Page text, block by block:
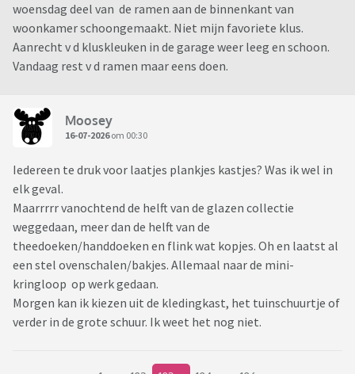
woensdag deel van de ramen aan de binnenkant van
woonkamer schoongemaakt. Niet mijn favoriete klus.
Aanrecht v d kluskleuken in de garage weer leeg en schoon.
Vandaag rest v d ramen maar eens doen.
Moosey
16-07-2026om 00:30
Iedereen te druk voor laatjes plankjes kastjes? Was ik wel in
elk geval.
Maarrrrr vanochtend de helft van de glazen collectie
weggedaan, meer dan de helft van de
theedoeken/handdoeken en flink wat kopjes. Oh en laatst al
een stel ovenschalen/bakjes. Allemaal naar de mini-
kringloop op werk gedaan.
Morgen kan ik kiezen uit de kledingkast, het tuinschuurtje of
verder in de grote schuur. Ik weet het nog niet.